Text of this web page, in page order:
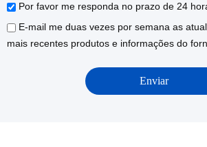
Por favor me responda no prazo de 24
E-mail me duas vezes por semana as
mais recentes produtos e informações do